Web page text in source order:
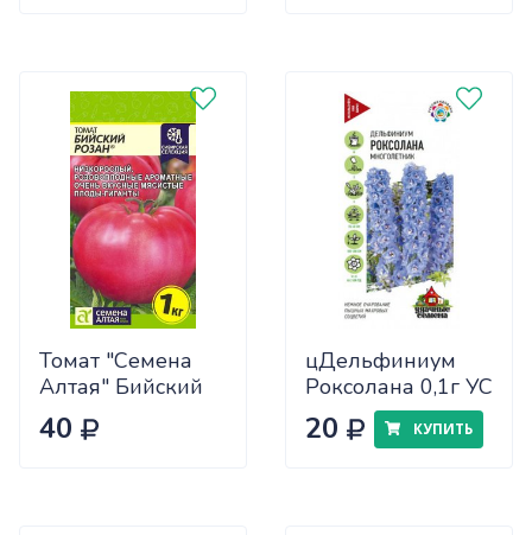
Томат "Семена
Алтая" Бийский
Розан 0,05
40
цДельфиниум
Роксолана 0,1г УС
20 КУПИТЬ